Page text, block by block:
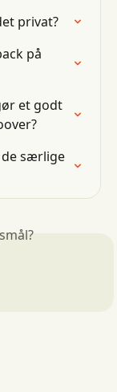
privat?
på
et godt
de særlige